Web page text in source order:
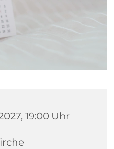
19:00 Uhr